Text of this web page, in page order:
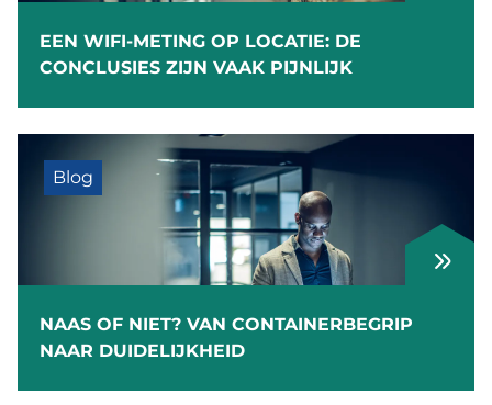
EEN WIFI-METING OP LOCATIE: DE
CONCLUSIES ZIJN VAAK PIJNLIJK
Blog
NAAS OF NIET? VAN CONTAINERBEGRIP
NAAR DUIDELIJKHEID